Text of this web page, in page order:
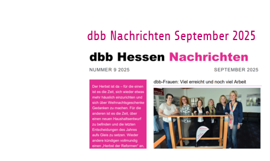
dbb Nachrichten September 2025